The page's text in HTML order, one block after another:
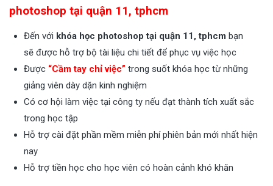
photoshop tại quận 11, tphcm
Đến với khóa học photoshop tại quận 11, tphcm bạn
sẽ được hỗ trợ bộ tài liệu chi tiết để phục vụ việc học
Được “Cầm tay chỉ việc” trong suốt khóa học từ những
giảng viên dày dặn kinh nghiệm
Có cơ hội làm việc tại công ty nếu đạt thành tích xuất sắc
trong học tập
Hỗ trợ cài đặt phần mềm miễn phí phiên bản mới nhất hiện
nay
Hỗ trợ tiền học cho học viên có hoàn cảnh khó khăn